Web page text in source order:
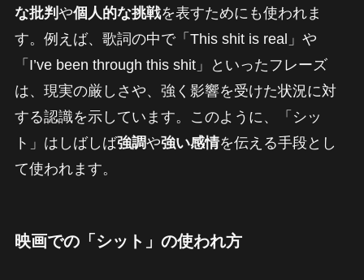
な批判 や個人的な挑戦を表すためにも使われま
す。例えば、歌詞の中で「This shit is real」や
「I’ve been through this shit」といったフレーズ
は、現実の厳しさや、強く影響を受けた状況に対
する認識を示しています。このように、「シッ
ト」はしばしば強調や強い感情を伝える手段とし
て使われます。
映画での「シット」の使われ方